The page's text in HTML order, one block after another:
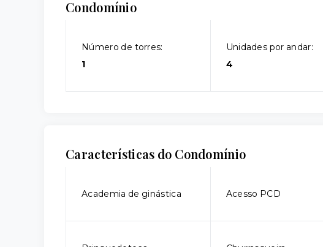
Condomínio
Número de torres:
1
Unidades por andar:
4
Características do Condomínio
Academia de ginástica Acesso PCD